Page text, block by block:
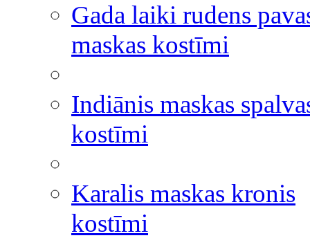
Gada laiki rudens
maskas kostīmi
Indiānis maskas
kostīmi
Karalis maskas kronis
kostīmi